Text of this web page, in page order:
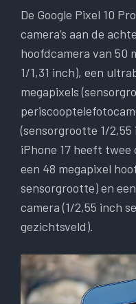
De Google Pixel 10
camera’s aan de
hoofdcamera van 50
1/1,31 inch), een
megapixels
(sensorgrootte 1/
iPhone 17 heeft twee
een 48 megapixel
sensorgrootte) en
camera (1/2,55 inch
gezichtsveld).